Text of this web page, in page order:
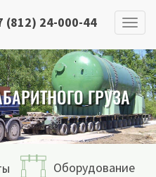
(812) 24-000-44
ГРУЗА
Оборудование